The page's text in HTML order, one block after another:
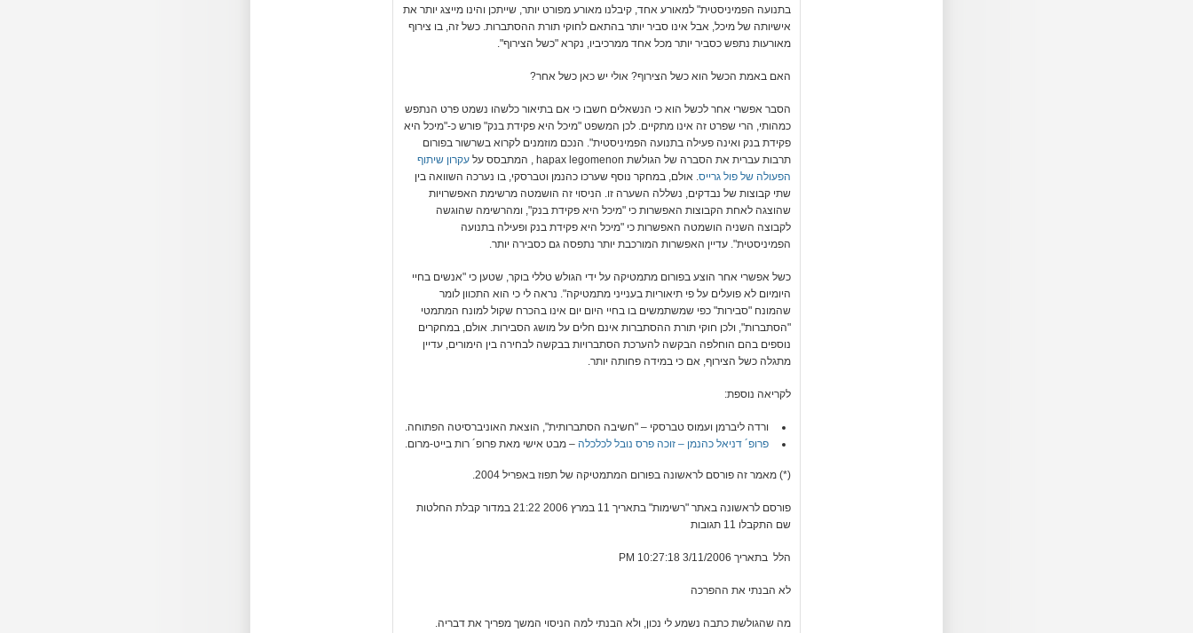
בתנועה הפמיניסטית" למאורע אחד, קיבלנו מאורע מפורט יותר, שייתכן והינו מייצג יותר את
אישיותה של מיכל, אבל אינו סביר יותר בהתאם לחוקי תורת ההסתברות. כשל זה, בו צירוף
מאורעות נתפש כסביר יותר מכל אחד ממרכיביו, נקרא "כשל הצירוף".
האם באמת הכשל הוא כשל הצירוף? אולי יש כאן כשל אחר?
הסבר אפשרי אחר לכשל הוא כי הנשאלים חשבו כי אם בתיאור כלשהו נשמט פרט הנתפש
כמהותי, הרי שפרט זה אינו מתקיים. לכן המשפט "מיכל היא פקידת בנק" פורש כ-"מיכל היא
פקידת בנק ואינה פעילה בתנועה הפמיניסטית". הנכם מוזמנים לקרוא בשרשור בפורום
תרבות עברית את הסברה של הגולשת hapax legomenon , המתבסס על
עקרון שיתוף
הפעולה של פול גרייס. אולם, במחקר נוסף שערכו כהנמן וטברסקי, בו נערכה השוואה בין
שתי קבוצות של נבדקים, נשללה השערה זו. הניסוי זה הושמטה מרשימת האפשרויות
שהוצגה לאחת הקבוצות האפשרות כי "מיכל היא פקידת בנק", ומהרשימה שהוגשה
לקבוצה השניה הושמטה האפשרות כי "מיכל היא פקידת בנק ופעילה בתנועה
הפמיניסטית". עדיין האפשרות המורכבת יותר נתפסה גם כסבירה יותר.
כשל אפשרי אחר הוצע בפורום מתמטיקה על ידי הגולש טללי בוקר, שטען כי "אנשים בחיי
היומיום לא פועלים על פי תיאוריות בענייני מתמטיקה". נראה לי כי הוא התכוון לומר
שהמונח "סבירות" כפי שמשתמשים בו בחיי היום יום אינו בהכרח שקול למונח המתמטי
"הסתברות", ולכן חוקי תורת ההסתברות אינם חלים על מושג הסבירות. אולם, במחקרים
נוספים בהם הוחלפה הבקשה להערכת הסתברויות בבקשה לבחירה בין הימורים, עדיין
מתגלה כשל הצירוף, אם כי במידה פחותה יותר.
לקריאה נוספת:
ורדה ליברמן ועמוס טברסקי – "חשיבה הסתברותית", הוצאת האוניברסיטה הפתוחה.
פרופ´ דניאל כהנמן – זוכה פרס נובל לכלכלה – מבט אישי מאת פרופ´ רות בייט-מרום.
(*) מאמר זה פורסם לראשונה בפורום המתמטיקה של תפוז באפריל 2004.
פורסם לראשונה באתר "רשימות" בתאריך 11 במרץ 2006 21:22 במדור קבלת החלטות
שם התקבלו 11 תגובות
הלל בתאריך 3/11/2006 10:27:18 PM
לא הבנתי את ההפרכה
מה שהגולשת כתבה נשמע לי נכון, ולא הבנתי למה הניסוי המשך מפריך את דבריה.